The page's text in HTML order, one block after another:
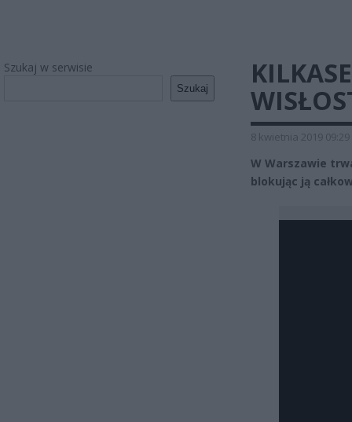
Szukaj w serwisie
Szukaj
8 kwietnia 2019 09:29
W Warszawie
blokując ją